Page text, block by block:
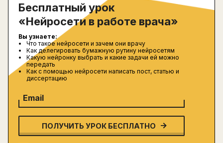
Написать в поддержку
Имя
Отправить
Бесплатный урок
«Нейросети в работе врача»
Вы узнаете:
Что такое нейросети и зачем они врачу
Как делегировать бумажную рутину нейросетям
Какую нейронку выбрать и какие задачи ей можно
передать
Как с помощью нейросети написать пост, статью и
диссертацию
Email
ПОЛУЧИТЬ УРОК БЕСПЛАТНО
Зарегистрируйтесь